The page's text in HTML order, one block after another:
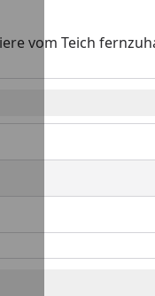
vom Teich